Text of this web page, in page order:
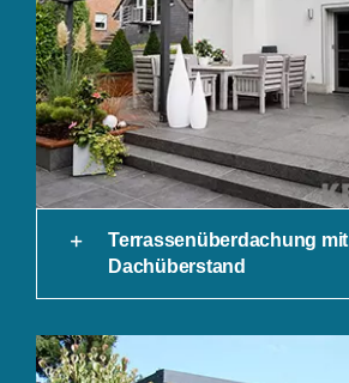
Terrassenüberdachung mit
Dachüberstand